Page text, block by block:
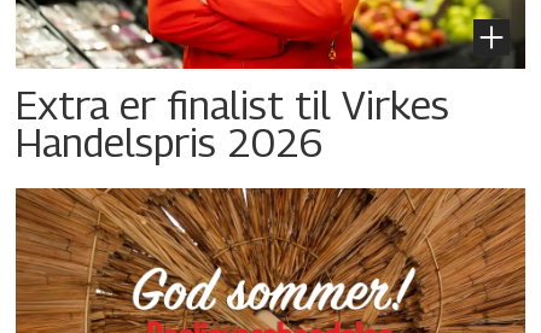
Extra er finalist til Virkes
Handelspris 2026